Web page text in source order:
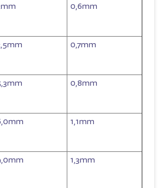
0,6mm
0,7mm
0,8mm
1,1mm
1,3mm